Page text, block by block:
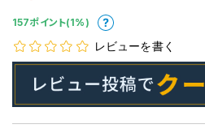
157ポイント(1%)
レビューを書く